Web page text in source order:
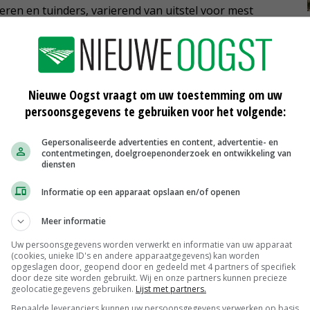
en tuinders, varierend van uitstel voor mest
van biologische gewasbeschermingsmiddelen
begaf hij zich geregeld tussen de
nodigde hij bezoekers waarvoor geen plaats was
het debat te volgen.
als SGP-landbouwwoordvoerder. Opvolger als
woensdag beëdigd.
Nieuwe Oogst vraagt om uw toestemming om uw
persoonsgegevens te gebruiken voor het volgende:
Gepersonaliseerde advertenties en content, advertentie- en
contentmetingen, doelgroepenonderzoek en ontwikkeling van
diensten
Informatie op een apparaat opslaan en/of openen
Meer informatie
Uw persoonsgegevens worden verwerkt en informatie van uw apparaat
(cookies, unieke ID's en andere apparaatgegevens) kan worden
opgeslagen door, geopend door en gedeeld met 4 partners of specifiek
door deze site worden gebruikt. Wij en onze partners kunnen precieze
geolocatiegegevens gebruiken. Lijst met partners.